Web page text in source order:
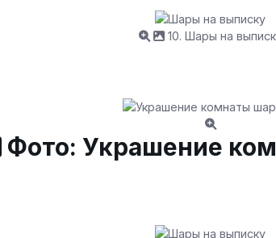
10. Шары на
Фото: Украшение